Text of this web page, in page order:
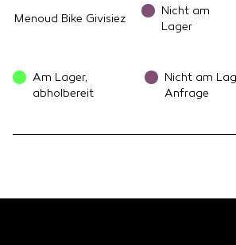
Menoud Bike Givisiez
Nicht am
Lager
Am Lager,
abholbereit
Nicht am
Anfrage